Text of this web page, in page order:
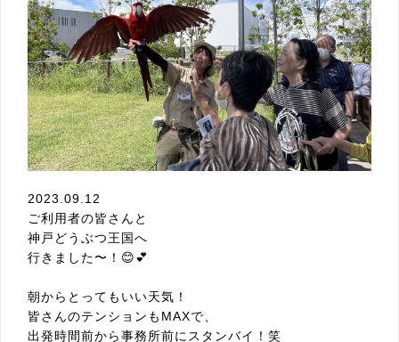
2023.09.12
ご利用者の皆さんと
神戸どうぶつ王国へ
行きました〜！😊💕
朝からとってもいい天気！
皆さんのテンションもMAXで、
出発時間前から事務所前にスタンバイ！笑